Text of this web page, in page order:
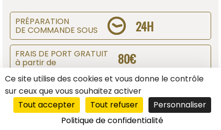
PRÉPARATION
DE COMMANDE SOUS 24H
FRAIS DE PORT GRATUIT
à partir de 80€
SUIVI DE COLIS
Affranchir des colissimos sous prestashop
Conception © Mediapilote Normandie
Ce site utilise des cookies et vous donne le contrôle
sur ceux que vous souhaitez activer
Tout accepter
Tout refuser
Personnaliser
Politique de confidentialité